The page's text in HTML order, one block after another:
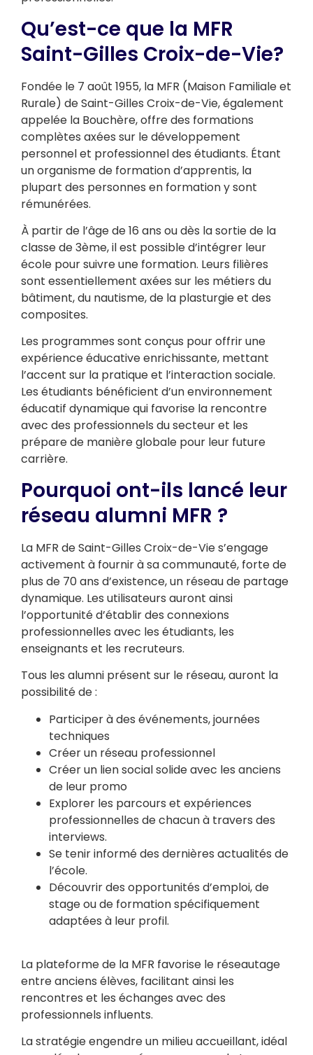
Qu’est-ce que la MFR
Saint-Gilles Croix-de-Vie?
Fondée le 7 août 1955, la MFR (Maison Familiale et
Rurale) de Saint-Gilles Croix-de-Vie, également
appelée la Bouchère, offre des formations
complètes axées sur le développement
personnel et professionnel des étudiants. Étant
un organisme de formation d’apprentis, la
plupart des personnes en formation y sont
rémunérées.
À partir de l’âge de 16 ans ou dès la sortie de la
classe de 3ème, il est possible d’intégrer leur
école pour suivre une formation. Leurs filières
sont essentiellement axées sur les métiers du
bâtiment, du nautisme, de la plasturgie et des
composites.
Les programmes sont conçus pour offrir une
expérience éducative enrichissante, mettant
l’accent sur la pratique et l’interaction sociale.
Les étudiants bénéficient d’un environnement
éducatif dynamique qui favorise la rencontre
avec des professionnels du secteur et les
prépare de manière globale pour leur future
carrière.
Pourquoi ont-ils lancé leur
réseau alumni MFR ?
La MFR de Saint-Gilles Croix-de-Vie s’engage
activement à fournir à sa communauté, forte de
plus de 70 ans d’existence, un réseau de partage
dynamique. Les utilisateurs auront ainsi
l’opportunité d’établir des connexions
professionnelles avec les étudiants, les
enseignants et les recruteurs.
Tous les alumni présent sur le réseau, auront la
possibilité de :
Participer à des événements, journées
techniques
Créer un réseau professionnel
Créer un lien social solide avec les anciens
de leur promo
Explorer les parcours et expériences
professionnelles de chacun à travers des
interviews.
Se tenir informé des dernières actualités de
l’école.
Découvrir des opportunités d’emploi, de
stage ou de formation spécifiquement
adaptées à leur profil.
La plateforme de la MFR favorise le réseautage
entre anciens élèves, facilitant ainsi les
rencontres et les échanges avec des
professionnels influents.
La stratégie engendre un milieu accueillant, idéal